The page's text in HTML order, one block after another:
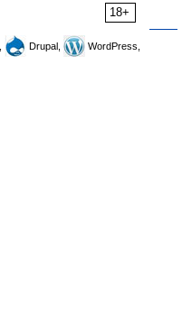
18+
Drupal,
WordPress,